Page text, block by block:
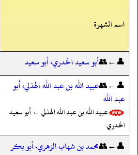
اسم الشهرة
👤←👥أبو سعيد الخدري، أبو سعيد
👤←👥عبيد الله بن عبد الله الهذلي، أبو
عبد الله
عبيد الله بن عبد الله الهذلي ← أبو سعيد
الخدري
👤←👥محمد بن شهاب الزهري، أبو بكر